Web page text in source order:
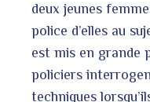
deux jeunes
police d’elles au
est mis en grande
policiers
techniques